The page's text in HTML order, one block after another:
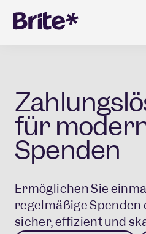
für
Spenden
Ermöglichen Sie
regelmäßige Spenden
sicher, effizient und